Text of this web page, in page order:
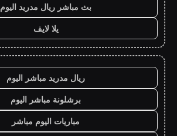
بث مباشر ريال مدريد اليوم
يلا لايف
ريال مدريد مباشر اليوم
برشلونة مباشر اليوم
مباريات اليوم مباشر